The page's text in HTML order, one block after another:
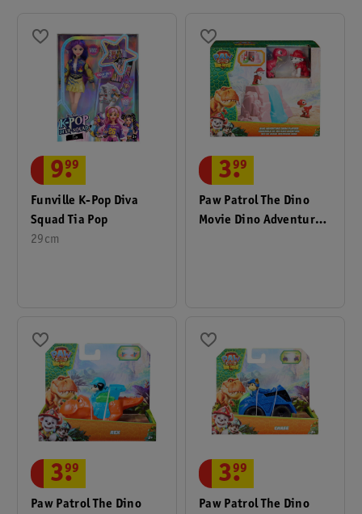
Funville K-Pop Diva
Squad Tia Pop
29cm
9.
99
Paw Patrol The Dino
Movie Dino Adventure
3.
99
Paw Patrol The Dino
3.
99
Paw Patrol The Dino
3.
99